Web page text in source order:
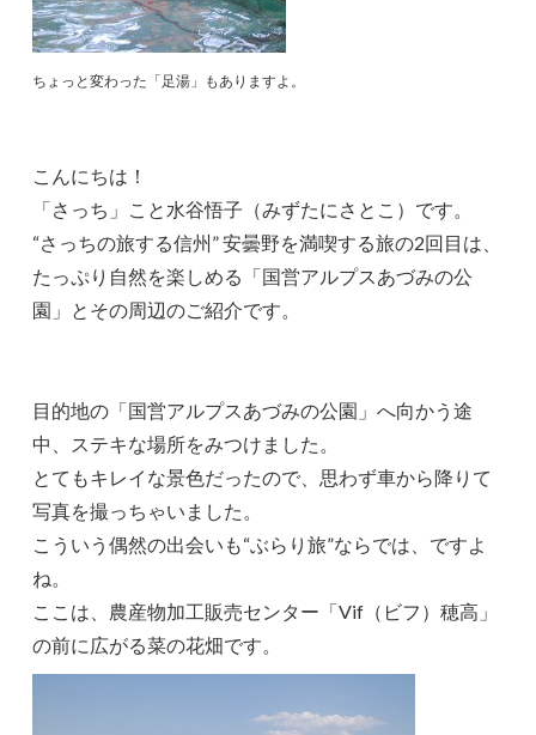
ちょっと変わった「足湯」もありますよ。
こんにちは！
「さっち」こと水谷悟子（みずたにさとこ）です。
“さっちの旅する信州” 安曇野を満喫する旅の2回目は、
たっぷり自然を楽しめる「国営アルプスあづみの公
園」とその周辺のご紹介です。
目的地の「国営アルプスあづみの公園」へ向かう途
中、ステキな場所をみつけました。
とてもキレイな景色だったので、思わず車から降りて
写真を撮っちゃいました。
こういう偶然の出会いも“ぶらり旅”ならでは、ですよ
ね。
ここは、農産物加工販売センター「Vif（ビフ）穂高」
の前に広がる菜の花畑です。